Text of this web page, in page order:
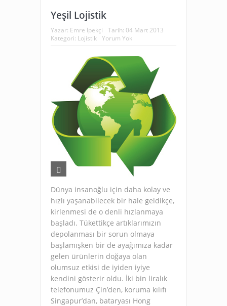
Yeşil Lojistik
Yazar: Emre İpekçi Tarih: 04 Mart 2013
Kategori: Lojistik Yorum Yok
Dünya insanoğlu için daha kolay ve
hızlı yaşanabilecek bir hale geldikçe,
kirlenmesi de o denli hızlanmaya
başladı. Tükettikçe artıklarımızın
depolanması bir sorun olmaya
başlamışken bir de ayağımıza kadar
gelen ürünlerin doğaya olan
olumsuz etkisi de iyiden iyiye
kendini gösterir oldu. İki bin liralık
telefonumuz Çin’den, koruma kılıfı
Singapur’dan, bataryası Hong